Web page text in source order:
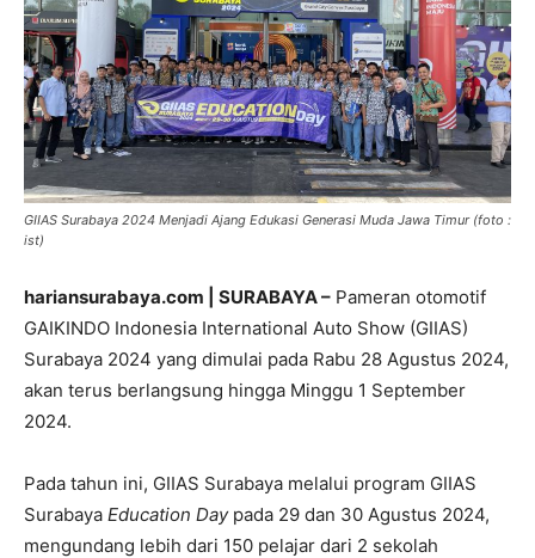
GIIAS Surabaya 2024 Menjadi Ajang Edukasi Generasi Muda Jawa Timur (foto :
ist)
hariansurabaya.com | SURABAYA – Pameran otomotif
GAIKINDO Indonesia International Auto Show (GIIAS)
Surabaya 2024 yang dimulai pada Rabu 28 Agustus 2024,
akan terus berlangsung hingga Minggu 1 September
2024.
Pada tahun ini, GIIAS Surabaya melalui program GIIAS
Surabaya Education Daypada 29 dan 30 Agustus 2024,
mengundang lebih dari 150 pelajar dari 2 sekolah